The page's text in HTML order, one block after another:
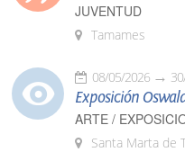
JUVENTUD
Tamames
08/05/2026
Exposición
ARTE /
Santa Marta de